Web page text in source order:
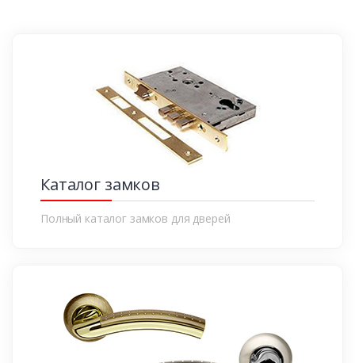
Каталог замков
Полный каталог замков для дверей